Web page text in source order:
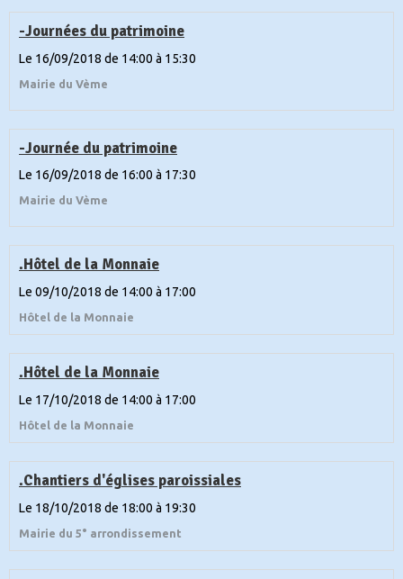
-Journées du patrimoine
Le 16/09/2018 de 14:00 à 15:30
Mairie du Vème
-Journée du patrimoine
Le 16/09/2018 de 16:00 à 17:30
Mairie du Vème
.Hôtel de la Monnaie
Le 09/10/2018 de 14:00 à 17:00
Hôtel de la Monnaie
.Hôtel de la Monnaie
Le 17/10/2018 de 14:00 à 17:00
Hôtel de la Monnaie
.Chantiers d'églises paroissiales
Le 18/10/2018 de 18:00 à 19:30
Mairie du 5° arrondissement